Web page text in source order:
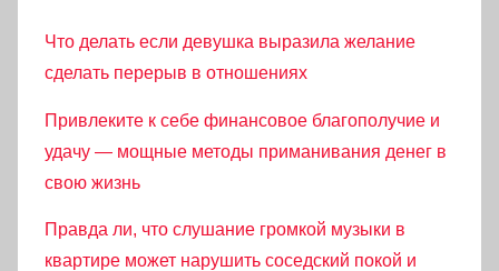
Что делать если девушка выразила желание
сделать перерыв в отношениях
Привлеките к себе финансовое благополучие и
удачу — мощные методы приманивания денег в
свою жизнь
Правда ли, что слушание громкой музыки в
квартире может нарушить соседский покой и